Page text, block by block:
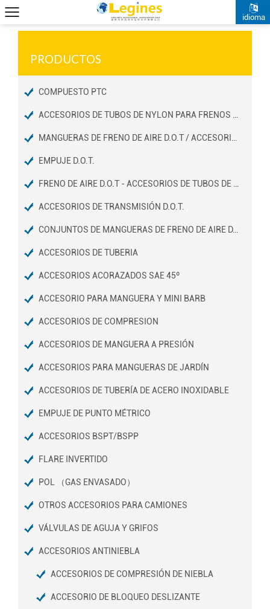
idioma
PRODUCTOS
COMPUESTO PTC
EMPUJE D.O.T.
ACCESORIOS DE TRANSMISIÓN D.O.T.
CONJUNTOS DE MANGUERAS DE FRENO DE AIRE D.O.T
ACCESORIOS DE TUBERIA
ACCESORIOS ACORAZADOS SAE 45º
ACCESORIO PARA MANGUERA Y MINI BARB
ACCESORIOS DE COMPRESION
ACCESORIOS DE MANGUERA A PRESIÓN
ACCESORIOS PARA MANGUERAS DE JARDÍN
ACCESORIOS DE TUBERÍA DE ACERO INOXIDABLE
EMPUJE DE PUNTO MÉTRICO
ACCESORIOS BSPT/BSPP
FLARE INVERTIDO
POL （GAS ENVASADO）
OTROS ACCESORIOS PARA CAMIONES
VÁLVULAS DE AGUJA Y GRIFOS
ACCESORIOS ANTINIEBLA
ACCESORIOS DE COMPRESIÓN DE NIEBLA
ACCESORIO DE BLOQUEO DESLIZANTE